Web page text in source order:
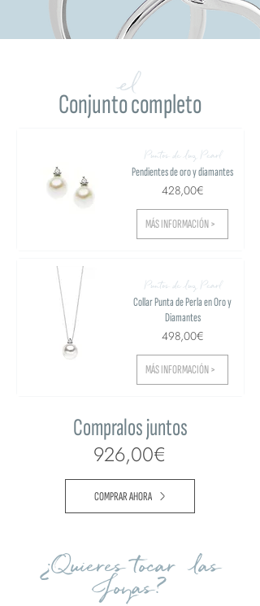
Conjunto completo
el
Puntos de luz Pearl
Pendientes de oro y diamantes
428,00€
MÁS INFORMACIÓN >
Puntos de luz Pearl
Collar Punta de Perla en Oro y
Diamantes
498,00€
MÁS INFORMACIÓN >
Compralos juntos
926,00€
COMPRAR AHORA
¿Quieres tocar las
Joyas?